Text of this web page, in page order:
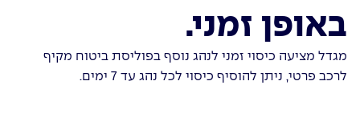
באופן זמני.
מגדל מציעה כיסוי זמני לנהג נוסף בפוליסת ביטוח מקיף
לרכב פרטי, ניתן להוסיף כיסוי לכל נהג עד 7 ימים.